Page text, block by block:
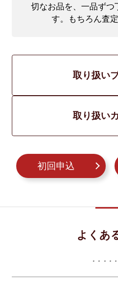
切なお品を、一品ずつ
す。もちろん査
取り扱い
取り扱い
初回申込
よくあ